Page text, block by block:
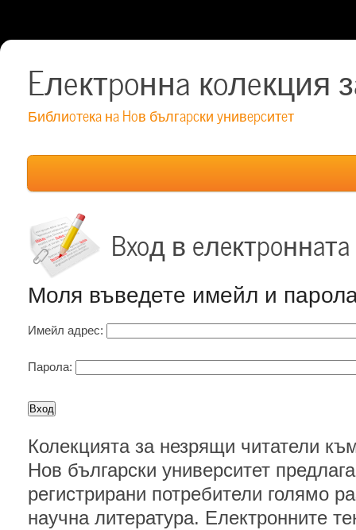
Електронна колекция
Библиотека на Нов български университет
Вход в
Моля въведете имейл и
Имейл адрес:
Парола:
Колекцията за незрящи читатели
Нов български университет
регистрирани потребители голямо
научна литература. Електронните